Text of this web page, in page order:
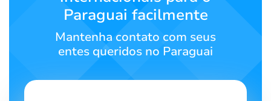
SIGN UP
Paraguai facilmente
Mantenha contato com seus
entes queridos no Paraguai